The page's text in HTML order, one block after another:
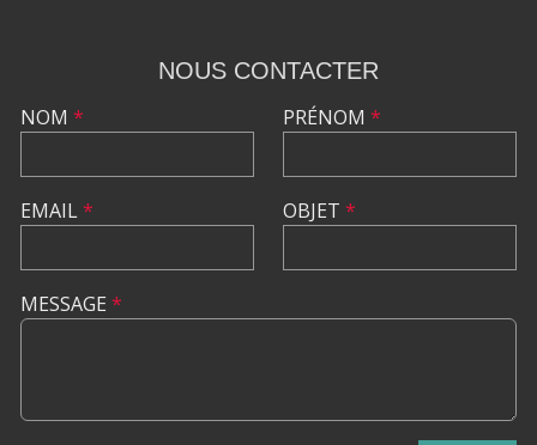
NOUS CONTACTER
NOM *
EMAIL*
PRÉNOM *
OBJET *
MESSAGE *